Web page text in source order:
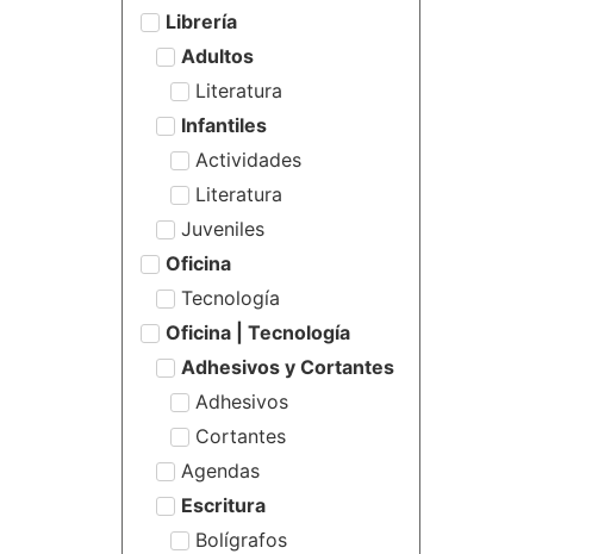
Librería
Adultos
Literatura
Infantiles
Actividades
Literatura
Juveniles
Oficina
Tecnología
Oficina | Tecnología
Adhesivos y Cortantes
Adhesivos
Cortantes
Agendas
Escritura
Bolígrafos